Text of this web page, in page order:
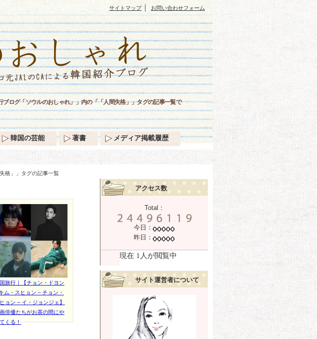
」」タグの記事一覧
旅行｜【チョン・ドヨン
ム・スヒョン – チョン・
ョン – イ・ジョンジェ】
俳優たちがお茶の間にや
くる！
アクセス数
Total：
今日：
昨日：
サイト運営者について
ログ「ソウルのおしゃれ」」内の「「人間失格」」タグの記事一覧で
サイトマップ｜ お問い合わせフォーム
韓国の芸能 著書 メディア掲載履歴